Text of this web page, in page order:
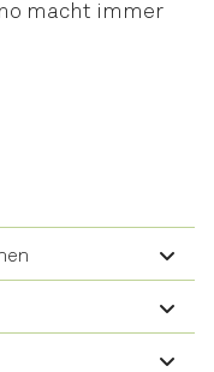
macht immer